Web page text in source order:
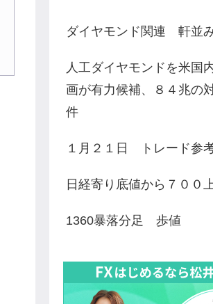
ダイヤモンド関連 軒並
人工ダイヤモンドを米国
画が有力候補、８４兆の
件
１月２１日 トレード参
日経寄り底値から７００
1360暴落分足 歩値